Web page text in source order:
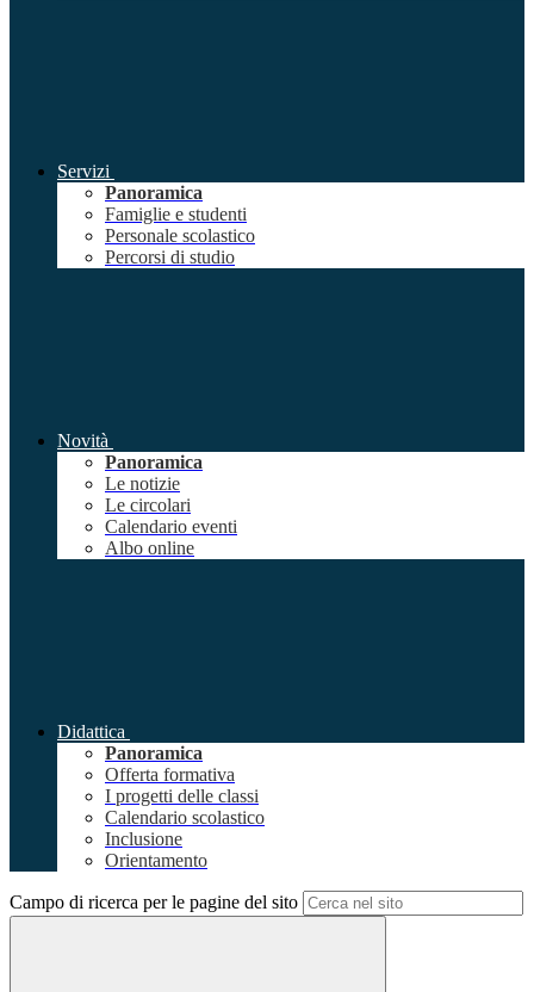
Servizi
Panoramica
Famiglie e studenti
Personale scolastico
Percorsi di studio
Novità
Panoramica
Le notizie
Le circolari
Calendario eventi
Albo online
Didattica
Panoramica
Offerta formativa
I progetti delle classi
Calendario scolastico
Inclusione
Orientamento
Campo di ricerca per le pagine del sito